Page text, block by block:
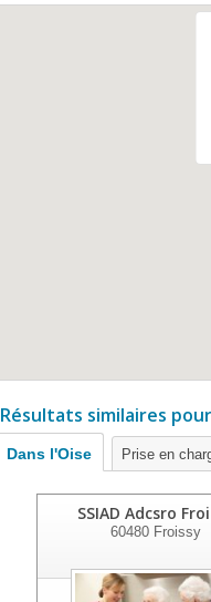
Résultats similaires
Dans l'Oise Prise en
SSIAD Adcsro
60480Froissy